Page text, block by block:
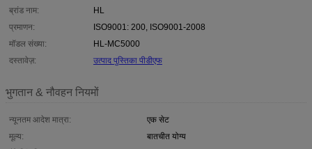
ब्रांड नाम:
HL
प्रमाणन:
ISO9001: 200, ISO9001-2008
मॉडल संख्या:
HL-MC5000
दस्तावेज़:
उत्पाद पुस्तिका पीडीएफ
भुगतान & नौवहन नियमों
न्यूनतम आदेश मात्रा:
एक सेट
मूल्य:
बातचीत योग्य